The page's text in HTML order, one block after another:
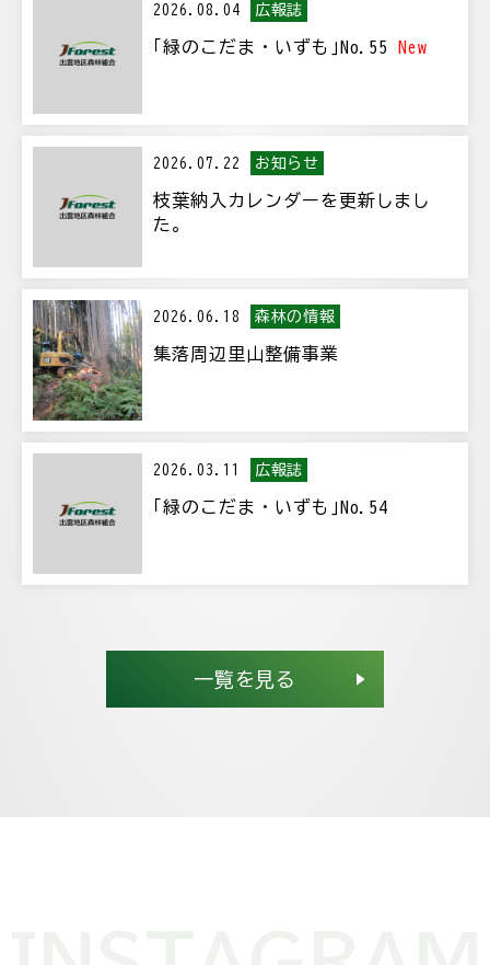
2026.08.04 広報誌
｢緑のこだま・いずも｣No.55 New
2026.07.22 お知らせ
枝葉納入カレンダーを更新しまし
た。
2026.06.18 森林の情報
集落周辺里山整備事業
2026.03.11 広報誌
｢緑のこだま・いずも｣No.54
一覧を見る